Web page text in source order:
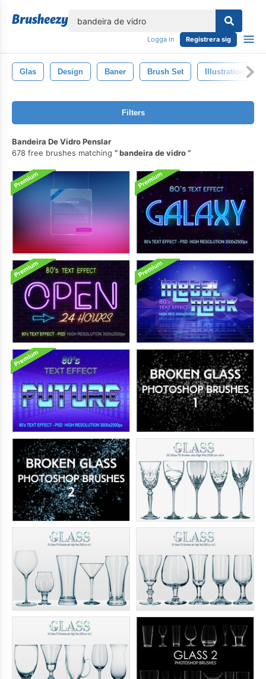
Logga in Registrera sig
Glas Design Baner Brush Set Illustration
Filters
Bandeira De Vidro Penslar
678 free brushes matching
bandeira de vidro